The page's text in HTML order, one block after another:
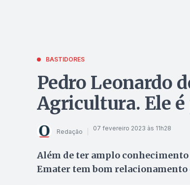
BASTIDORES
Pedro Leonardo
Agricultura. Ele
Redação 07 fevereiro 2023 às 11h28
Além de ter amplo
Emater tem bom relacionamento